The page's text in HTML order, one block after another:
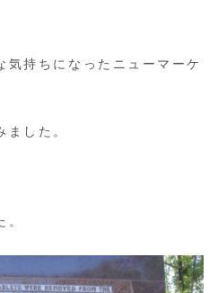
気持ちになったニューマーケ
ました。